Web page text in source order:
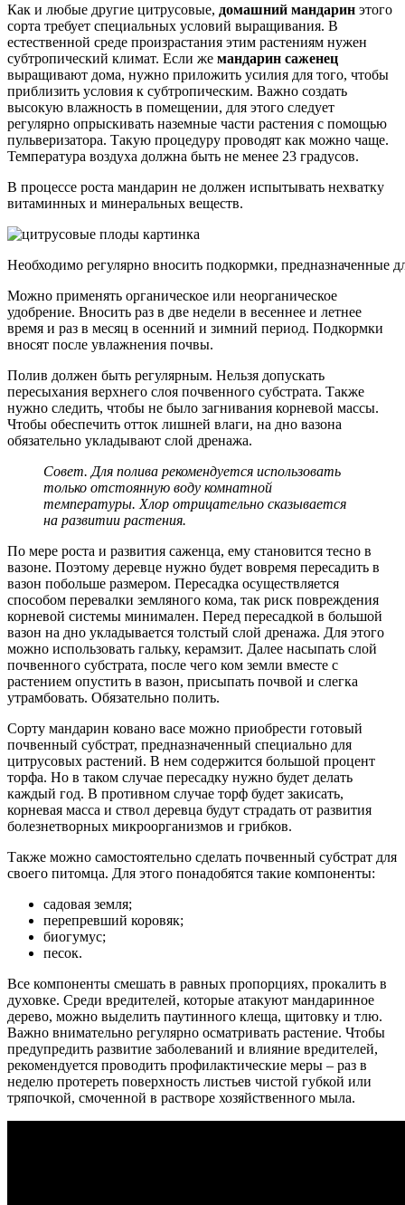
Как и любые другие цитрусовые, домашний мандарин этого
сорта требует специальных условий выращивания. В
естественной среде произрастания этим растениям нужен
субтропический климат. Если же мандарин саженец
выращивают дома, нужно приложить усилия для того, чтобы
приблизить условия к субтропическим. Важно создать
высокую влажность в помещении, для этого следует
регулярно опрыскивать наземные части растения с помощью
пульверизатора. Такую процедуру проводят как можно чаще.
Температура воздуха должна быть не менее 23 градусов.
В процессе роста мандарин не должен испытывать нехватку
витаминных и минеральных веществ.
Необходимо регулярно вносить подкормки, предназначенные
Можно применять органическое или неорганическое
удобрение. Вносить раз в две недели в весеннее и летнее
время и раз в месяц в осенний и зимний период. Подкормки
вносят после увлажнения почвы.
Полив должен быть регулярным. Нельзя допускать
пересыхания верхнего слоя почвенного субстрата. Также
нужно следить, чтобы не было загнивания корневой массы.
Чтобы обеспечить отток лишней влаги, на дно вазона
обязательно укладывают слой дренажа.
Совет. Для полива рекомендуется использовать
только отстоянную воду комнатной
температуры. Хлор отрицательно сказывается
на развитии растения.
По мере роста и развития саженца, ему становится тесно в
вазоне. Поэтому деревце нужно будет вовремя пересадить в
вазон побольше размером. Пересадка осуществляется
способом перевалки земляного кома, так риск повреждения
корневой системы минимален. Перед пересадкой в большой
вазон на дно укладывается толстый слой дренажа. Для этого
можно использовать гальку, керамзит. Далее насыпать слой
почвенного субстрата, после чего ком земли вместе с
растением опустить в вазон, присыпать почвой и слегка
утрамбовать. Обязательно полить.
Сорту мандарин ковано васе можно приобрести готовый
почвенный субстрат, предназначенный специально для
цитрусовых растений. В нем содержится большой процент
торфа. Но в таком случае пересадку нужно будет делать
каждый год. В противном случае торф будет закисать,
корневая масса и ствол деревца будут страдать от развития
болезнетворных микроорганизмов и грибков.
Также можно самостоятельно сделать почвенный субстрат для
своего питомца. Для этого понадобятся такие компоненты:
садовая земля;
перепревший коровяк;
биогумус;
песок.
Все компоненты смешать в равных пропорциях, прокалить в
духовке. Среди вредителей, которые атакуют мандаринное
дерево, можно выделить паутинного клеща, щитовку и тлю.
Важно внимательно регулярно осматривать растение. Чтобы
предупредить развитие заболеваний и влияние вредителей,
рекомендуется проводить профилактические меры – раз в
неделю протереть поверхность листьев чистой губкой или
тряпочкой, смоченной в растворе хозяйственного мыла.